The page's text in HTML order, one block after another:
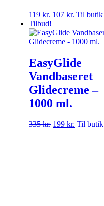
119kr. 107 kr. Til butik
Tilbud!
EasyGlide
Vandbaseret
Glidecreme –
1000 ml.
335kr. 199 kr. Til butik